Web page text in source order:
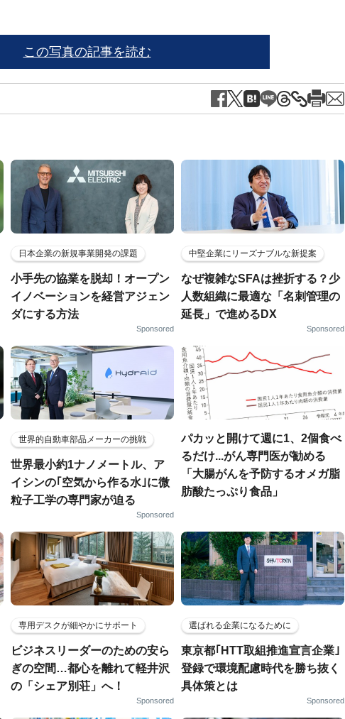
この写真の記事を読む
日本企業の新規事業開発の課題
小手先の協業を脱却！オープン
イノベーションを経営アジェン
ダにする方法
Sponsored
中堅企業にリーズナブルな新提案
なぜ複雑なSFAは挫折する？少
人数組織に最適な「名刺管理の
延長」で進めるDX
Sponsored
世界的自動車部品メーカーの挑戦
世界最小約1ナノメートル、ア
イシンの｢空気から作る水｣に微
粒子工学の専門家が迫る
Sponsored
パカッと開けて週に1、2個食べ
るだけ...がん専門医が勧める
「大腸がんを予防するオメガ脂
肪酸たっぷり食品」
専用デスクが細やかにサポート
ビジネスリーダーのための安ら
ぎの空間…都心を離れて軽井沢
の「シェア別荘」へ！
Sponsored
選ばれる企業になるために
東京都｢HTT取組推進宣言企業｣
登録で環境配慮時代を勝ち抜く
具体策とは
Sponsored